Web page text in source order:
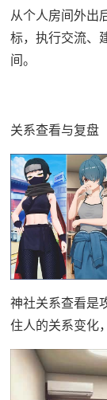
从个人房间外出
标，执行交流、
间。
关系查看与复盘
神社关系查看是
住人的关系变化